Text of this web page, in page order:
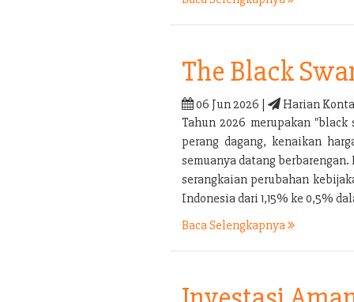
The Black
06 Jun 2026 |
Harian
Tahun 2026 merupakan
perang dagang, kenaikan
semuanya datang
serangkaian perubahan
Indonesia dari 1,15% ke 0,5%
Baca Selengkapnya